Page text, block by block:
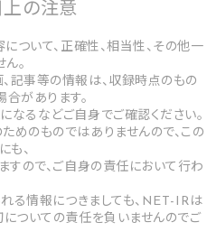
上の注意
ついて、正確性、相当性、その他一
。
記事等の情報は、収録時点のもの
合があります。
なるなどご自身でご確認ください。
めのものではありませんので、この
も、
ので、ご自身の責任において行わ
る情報につきましても、NET-IRは
ついての責任を負いませんのでご